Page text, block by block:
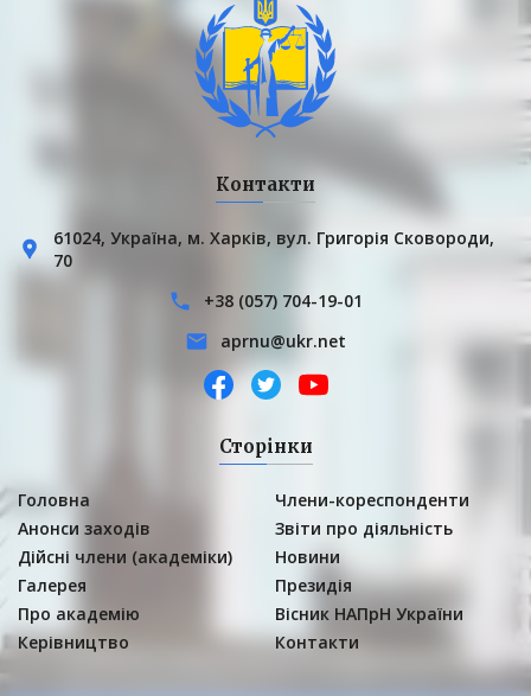
Контакти
61024, Українa, м. Харків, вул. Григорія Сковороди,
70
+38 (057) 704-19-01
aprnu@ukr.net
Сторінки
Головна
Анонси заходів
Дійсні члени (академіки)
Галерея
Про академію
Керівництво
Члени-кореспонденти
Звіти про діяльність
Новини
Президія
Вісник НАПрН України
Контакти